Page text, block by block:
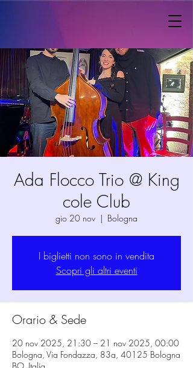
Ada Flocco Trio @ King
cole Club
gio 20 nov
  |
Bologna
I biglietti non sono in vendita
Scopri gli altri eventi
Orario & Sede
20 nov 2025, 21:30 – 21 nov 2025, 00:00
Bologna, Via Fondazza, 83a, 40125 Bologna